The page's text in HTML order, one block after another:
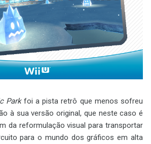
Parkfoi a pista retrô que menos sofreu
à sua versão original, que neste caso é
da reformulação visual para transportar
para o mundo dos gráficos em alta